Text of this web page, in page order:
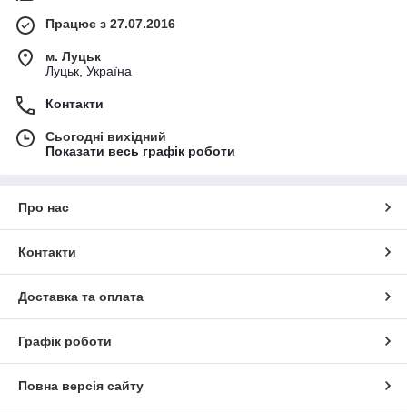
Працює з 27.07.2016
м. Луцьк
Луцьк, Україна
Контакти
Сьогодні вихідний
Показати весь графік роботи
Про нас
Контакти
Доставка та оплата
Графік роботи
Повна версія сайту